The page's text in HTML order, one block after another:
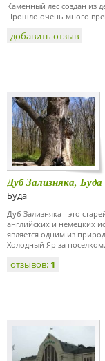
Каменный лес создан из
Прошло очень много
добавить отзыв
Дуб Зализняка, Буда
Буда
Дуб Зализняка - это
английских и немецких
является одним из
Холодный Яр за
отзывов: 1